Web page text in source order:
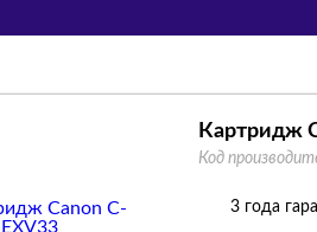
Картридж
Код
3 года